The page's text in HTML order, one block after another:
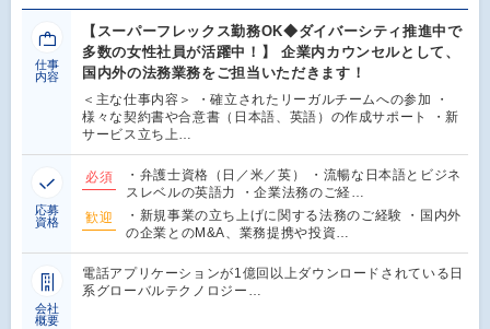
仕事
内容
【スーパーフレックス勤務OK◆ダイバーシティ推進中で
多数の女性社員が活躍中！】 企業内カウンセルとして、
国内外の法務業務をご担当いただきます！
＜主な仕事内容＞ ・確立されたリーガルチームへの参加 ・
様々な契約書や合意書（日本語、英語）の作成サポート ・新
サービス立ち上…
応募
資格
必須
・弁護士資格（日／米／英） ・流暢な日本語とビジネ
スレベルの英語力 ・企業法務のご経…
歓迎
・新規事業の立ち上げに関する法務のご経験 ・国内外
の企業とのM&A、業務提携や投資…
会社
概要
電話アプリケーションが1億回以上ダウンロードされている日
系グローバルテクノロジー…